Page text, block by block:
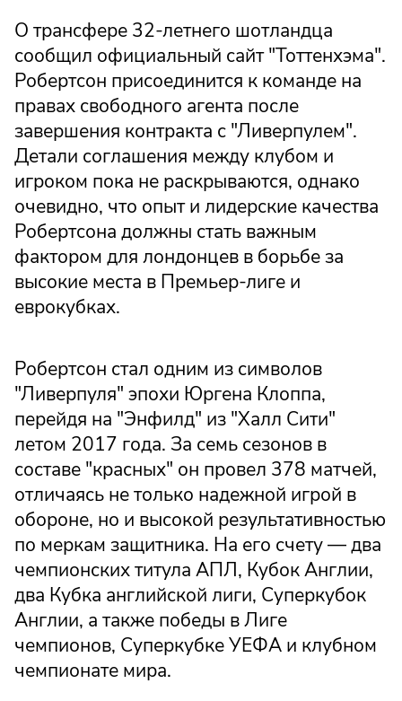
О трансфере 32-летнего шотландца
сообщил официальный сайт "Тоттенхэма".
Робертсон присоединится к команде на
правах свободного агента после
завершения контракта с "Ливерпулем".
Детали соглашения между клубом и
игроком пока не раскрываются, однако
очевидно, что опыт и лидерские качества
Робертсона должны стать важным
фактором для лондонцев в борьбе за
высокие места в Премьер-лиге и
еврокубках.
Робертсон стал одним из символов
"Ливерпуля" эпохи Юргена Клоппа,
перейдя на "Энфилд" из "Халл Сити"
летом 2017 года. За семь сезонов в
составе "красных" он провел 378 матчей,
отличаясь не только надежной игрой в
обороне, но и высокой результативностью
по меркам защитника. На его счету — два
чемпионских титула АПЛ, Кубок Англии,
два Кубка английской лиги, Суперкубок
Англии, а также победы в Лиге
чемпионов, Суперкубке УЕФА и клубном
чемпионате мира.